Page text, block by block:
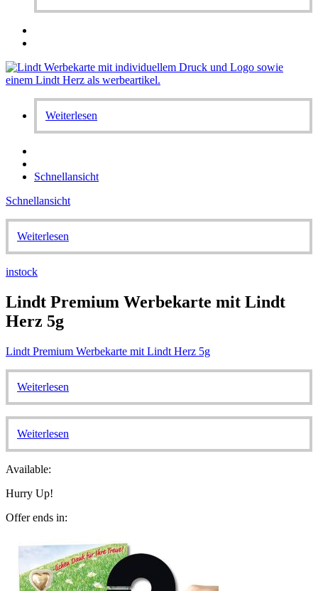
Weiterlesen
Schnellansicht
Schnellansicht
Weiterlesen
instock
Lindt Premium Werbekarte mit Lindt
Herz 5g
Lindt Premium Werbekarte mit Lindt Herz 5g
Weiterlesen
Weiterlesen
Available:
Hurry Up!
Offer ends in: